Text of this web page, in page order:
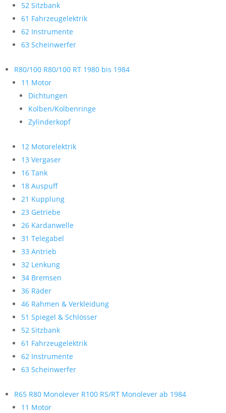
52 Sitzbank
61 Fahrzeugelektrik
62 Instrumente
63 Scheinwerfer
R80/100 R80/100 RT 1980 bis 1984
11 Motor
Dichtungen
Kolben/Kolbenringe
Zylinderkopf
12 Motorelektrik
13 Vergaser
16 Tank
18 Auspuff
21 Kupplung
23 Getriebe
26 Kardanwelle
31 Telegabel
33 Antrieb
32 Lenkung
34 Bremsen
36 Räder
46 Rahmen & Verkleidung
51 Spiegel & Schlösser
52 Sitzbank
61 Fahrzeugelektrik
62 Instrumente
63 Scheinwerfer
R65 R80 Monolever R100 RS/RT Monolever ab 1984
11 Motor